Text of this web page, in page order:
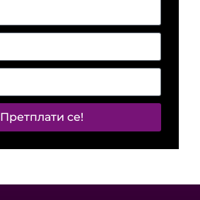
Претплати се!